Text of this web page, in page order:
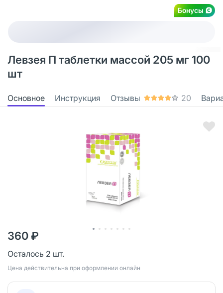
Бонусы
Левзея П таблетки массой 205 мг 100
шт
Основное Инструкция Отзывы 20
360 ₽
Осталось 2 шт.
Цена действительна при оформлении онлайн